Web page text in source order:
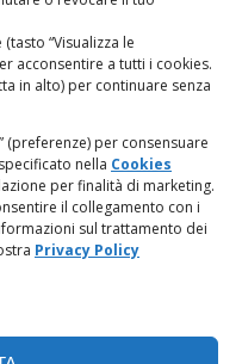
“Visualizza le
acconsentire a tutti i cookies.
in alto) per continuare senza
(preferenze) per consensuare
nella Cookies
per finalità di marketing.
il collegamento con i
sul trattamento dei
Privacy Policy
di dati personali e dati